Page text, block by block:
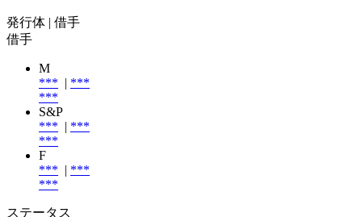
発行体 | 借手
借手
M
*** | ***
***
S&P
*** | ***
***
F
*** | ***
***
ステータス